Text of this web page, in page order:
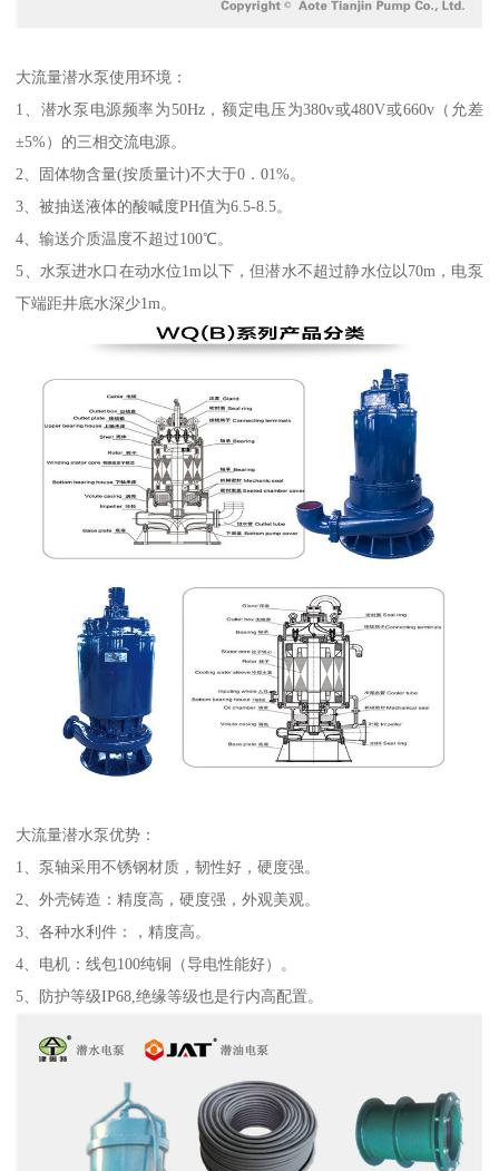
大流量潜水泵使用环境：
1、潜水泵电源频率为50Hz，额定电压为380v或480V或660v（允差
±5%）的三相交流电源。
2、固体物含量(按质量计)不大于0．01%。
3、被抽送液体的酸喊度PH值为6.5-8.5。
4、输送介质温度不超过100℃。
5、水泵进水口在动水位1m以下，但潜水不超过静水位以70m，电泵
下端距井底水深少1m。
大流量潜水泵优势：
1、泵轴采用不锈钢材质，韧性好，硬度强。
2、外壳铸造：精度高，硬度强，外观美观。
3、各种水利件：，精度高。
4、电机：线包100纯铜（导电性能好）。
5、防护等级IP68,绝缘等级也是行内高配置。